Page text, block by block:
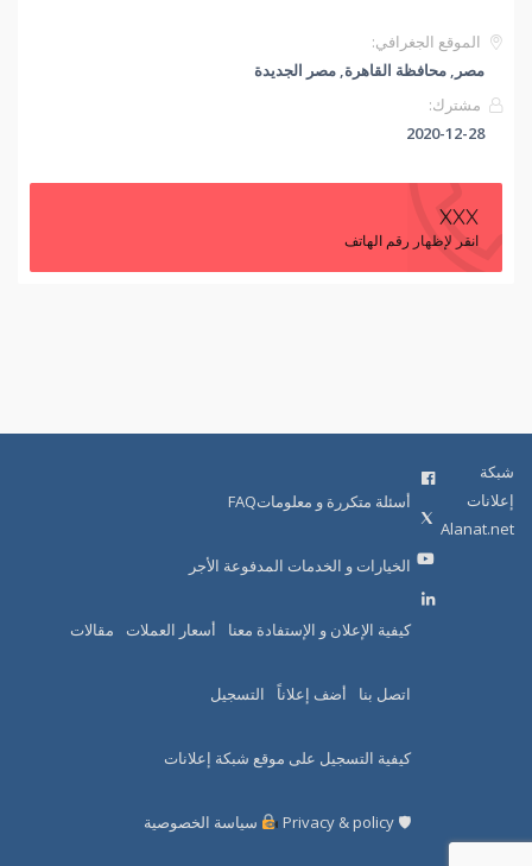
الموقع الجغرافي:
مصر, محافظة القاهرة‬, مصر الجديدة
مشترك:
2020-12-28
XXX
انقر لإظهار رقم الهاتف
شبكة
إعلانات
Alanat.net
أسئلة متكررة و معلوماتFAQ
الخيارات و الخدمات المدفوعة الأجر
كيفية الإعلان و الإستفادة معنا أسعار العملات مقالات
اتصل بنا أضف إعلاناً التسجيل
كيفية التسجيل على موقع شبكة إعلانات
🛡 Privacy & policy سياسة الخصوصية